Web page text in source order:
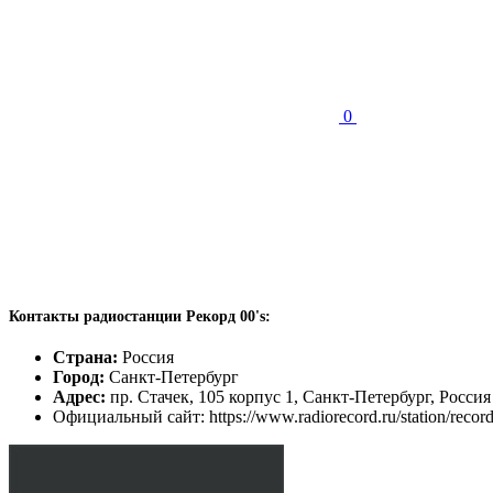
0
Контакты радиостанции Рекорд 00's:
Страна: Россия
Город: Санкт-Петербург
Адрес: пр. Стачек, 105 корпус 1, Санкт-Петербург, Россия
Официальный сайт: https://www.radiorecord.ru/station/